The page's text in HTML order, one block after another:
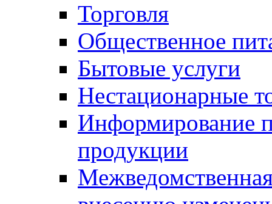
Торговля
Общественное
Бытовые услуги
Нестационарные
Информирование
продукции